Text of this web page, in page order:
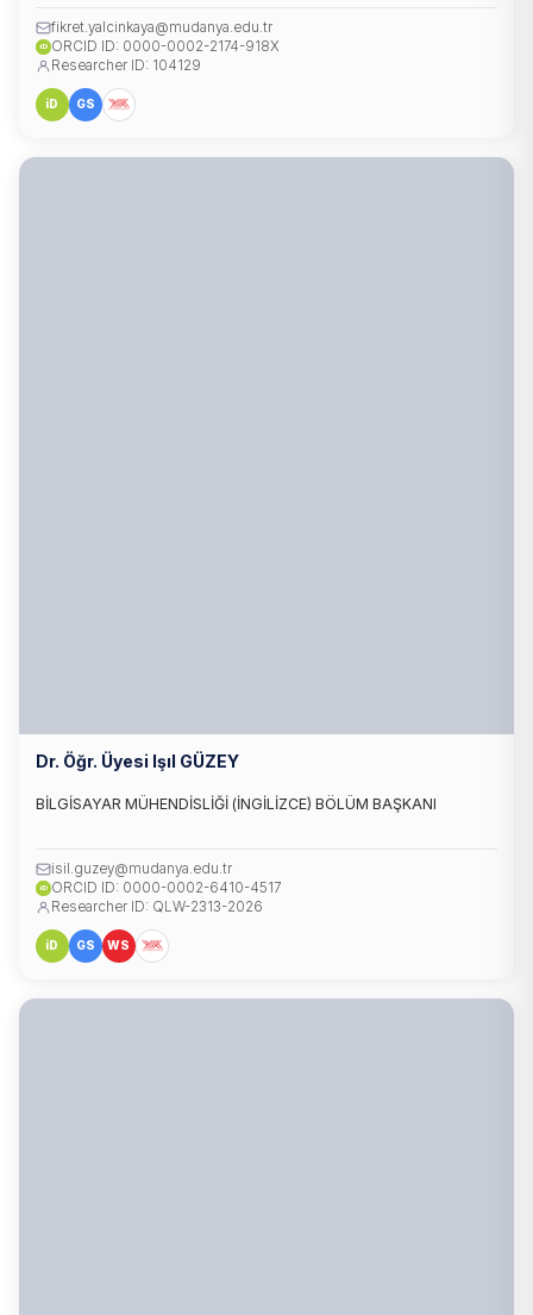
fikret.yalcinkaya@mudanya.edu.tr
iD ORCID ID: 0000-0002-2174-918X
Researcher ID: 104129
iD GS
Dr. Öğr. Üyesi Işıl GÜZEY
BİLGİSAYAR MÜHENDİSLİĞİ (İNGİLİZCE) BÖLÜM BAŞKANI
isil.guzey@mudanya.edu.tr
iD ORCID ID: 0000-0002-6410-4517
Researcher ID: QLW-2313-2026
iD GS WS